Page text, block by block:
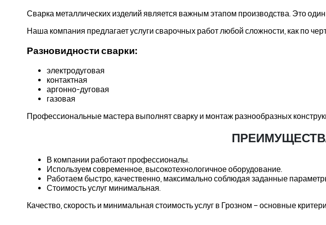
Сварка металлических изделий является важным этапом производства. Это
Наша компания предлагает услуги сварочных работ любой сложности, как по
Разновидности сварки:
электродуговая
контактная
аргонно-дуговая
газовая
Профессиональные мастера выполнят сварку и монтаж разнообразных
В компании работают профессионалы.
Используем современное, высокотехнологичное оборудование.
Работаем быстро, качественно, максимально соблюдая заданные
Стоимость услуг минимальная.
Качество, скорость и минимальная стоимость услуг в Грозном – основные